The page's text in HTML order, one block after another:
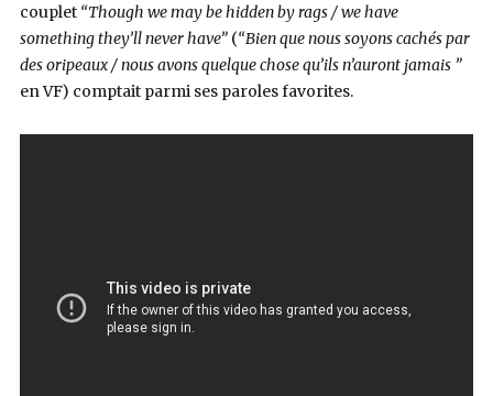
couplet “Though we may be hidden by rags / we have
something they’ll never have”(“Bien que nous soyons cachés par
des oripeaux / nous avons quelque chose qu’ils n’auront jamais ”
en VF) comptait parmi ses paroles favorites.